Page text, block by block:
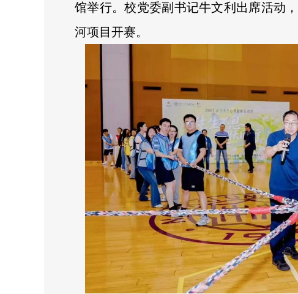
馆举行。校党委副书记牛文利出席活动
河项目开赛。